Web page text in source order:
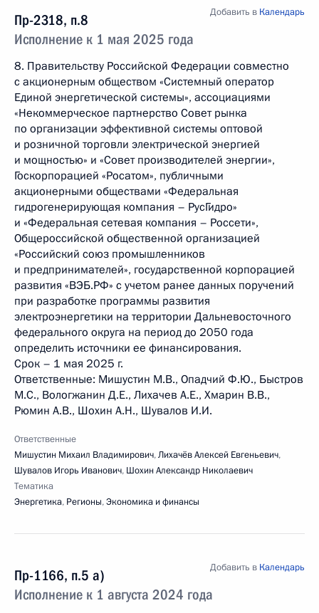
Пр-2318, п.8
Исполнение к 1 мая 2025 года
Добавить в Календарь
8. Правительству Российской Федерации совместно
с акционерным обществом «Системный оператор
Единой энергетической системы», ассоциациями
«Некоммерческое партнерство Совет рынка
по организации эффективной системы оптовой
и розничной торговли электрической энергией
и мощностью» и «Совет производителей энергии»,
Госкорпорацией «Росатом», публичными
акционерными обществами «Федеральная
гидрогенерирующая компания – РусГидро»
и «Федеральная сетевая компания – Россети»,
Общероссийской общественной организацией
«Российский союз промышленников
и предпринимателей», государственной корпорацией
развития «ВЭБ.РФ» с учетом ранее данных поручений
при разработке программы развития
электроэнергетики на территории Дальневосточного
федерального округа на период до 2050 года
определить источники ее финансирования.
Срок – 1 мая 2025 г.
Ответственные: Мишустин М.В., Опадчий Ф.Ю., Быстров
М.С., Вологжанин Д.Е., Лихачев А.Е., Хмарин В.В.,
Рюмин А.В., Шохин А.Н., Шувалов И.И.
Ответственные
Мишустин Михаил Владимирович,Лихачёв Алексей Евгеньевич,
Шувалов Игорь Иванович, Шохин Александр Николаевич
Тематика
Энергетика, Регионы,Экономика и финансы
Пр-1166, п.5 а)
Исполнение к 1 августа 2024 года
Добавить в Календарь